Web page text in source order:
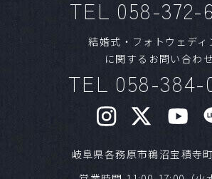
す。1年以上前からご予約いただ
相談ください。
ブライダルフェアはいつまでに予
お願いいたします。また、営業日
案内が可能です。ご予約日が近い
TEL 058-372-
結婚式・フォトウェディ
に関するお問い合わせ
TEL 058-384-
岐阜県各務原市鵜沼宝積寺